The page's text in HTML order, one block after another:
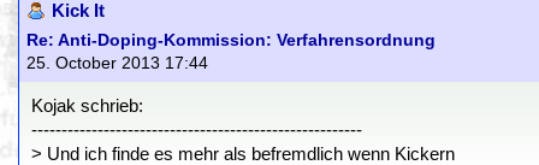
Kick It
Re: Anti-Doping-Kommission: Verfahrensordnung
25. October 2013 17:44
Kojak schrieb:
-------------------------------------------------------
> Und ich finde es mehr als befremdlich wenn Kickern